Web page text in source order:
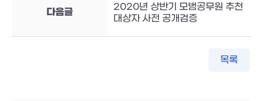
다음글
2020년 상반기 모범공무원 추천
대상자 사전 공개검증
목록